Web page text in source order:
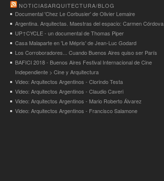
NOTICIASARQUITECTURA/BLOG
Documental 'Chez Le Corbusier' de Olivier Lemaire
Argentina. Arquitectas. Maestras del espacio: Carmen Córdova
UP↑CYCLE - un documental de Thomas Piper
Casa Malaparte en 'Le Mépris' de Jean-Luc Godard
Los Corroboradores... Cuando Buenos Aires quiso ser París
BAFICI 2018 - Buenos Aires Festival Internacional de Cine
Independiente > Cine y Arquitectura
Video: Arquitectos Argentinos - Clorindo Testa
Video: Arquitectos Argentinos - Claudio Caveri
Video: Arquitectos Argentinos - Mario Roberto Álvarez
Video: Arquitectos Argentinos - Francisco Salamone